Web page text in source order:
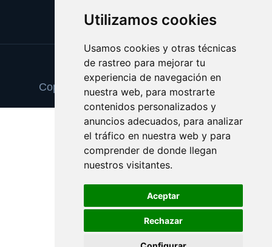
Utilizamos cookies
Usamos cookies y otras técnicas
de rastreo para mejorar tu
experiencia de navegación en
nuestra web, para mostrarte
contenidos personalizados y
anuncios adecuados, para analizar
el tráfico en nuestra web y para
comprender de donde llegan
nuestros visitantes.
Aceptar
Rechazar
Update cookies preferences
Copyright © 2025 pinturaydecoracion.es